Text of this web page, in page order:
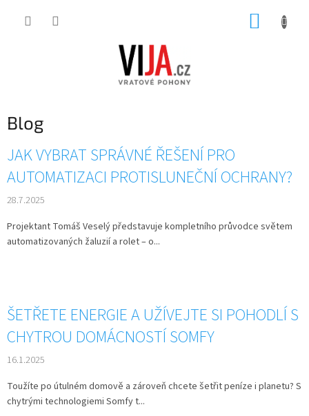
Blog
V
p
i
č
l
ů
JAK VYBRAT SPRÁVNÉ ŘEŠENÍ PRO
AUTOMATIZACI PROTISLUNEČNÍ OCHRANY?
28.7.2025
Projektant Tomáš Veselý představuje kompletního průvodce světem
automatizovaných žaluzií a rolet – o...
ŠETŘETE ENERGIE A UŽÍVEJTE SI POHODLÍ S
CHYTROU DOMÁCNOSTÍ SOMFY
16.1.2025
Toužíte po útulném domově a zároveň chcete šetřit peníze i planetu? S
chytrými technologiemi Somfy t...